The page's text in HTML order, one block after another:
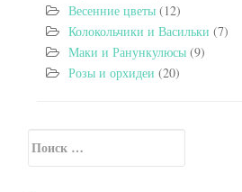
Весенние цветы (12)
Колокольчики и Васильки (7)
Маки и Ранункулюсы (9)
Розы и орхидеи (20)
Secondary Sidebar
Искать: